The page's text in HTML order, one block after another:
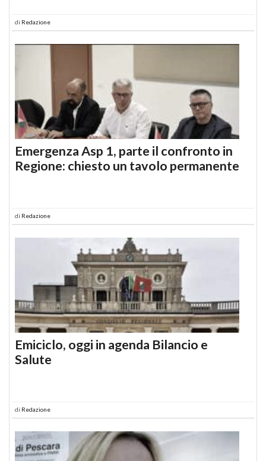
di Redazione
Emergenza Asp 1, parte il confronto in
Regione: chiesto un tavolo permanente
di Redazione
Emiciclo, oggi in agenda Bilancio e
Salute
di Redazione